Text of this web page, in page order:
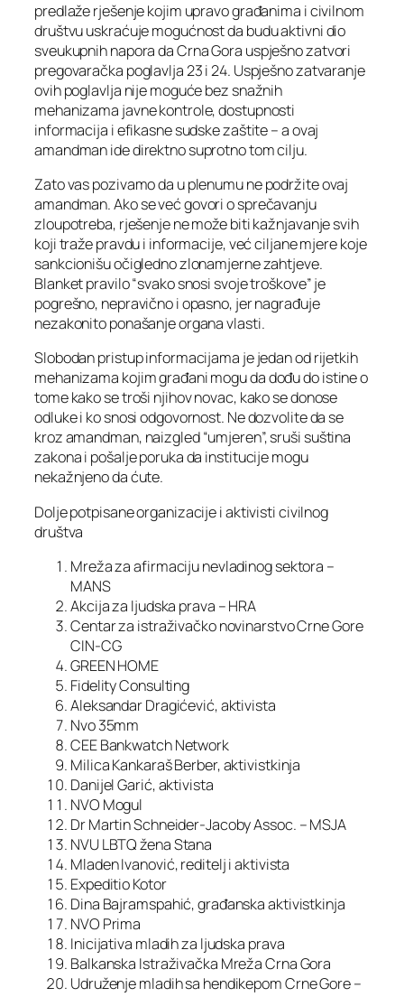
predlaže rješenje kojim upravo građanima i civilnom
društvu uskraćuje mogućnost da budu aktivni dio
sveukupnih napora da Crna Gora uspješno zatvori
pregovaračka poglavlja 23 i 24. Uspješno zatvaranje
ovih poglavlja nije moguće bez snažnih
mehanizama javne kontrole, dostupnosti
informacija i efikasne sudske zaštite – a ovaj
amandman ide direktno suprotno tom cilju.
Zato vas pozivamo da u plenumu ne podržite ovaj
amandman. Ako se već govori o sprečavanju
zloupotreba, rješenje ne može biti kažnjavanje svih
koji traže pravdu i informacije, već ciljane mjere koje
sankcionišu očigledno zlonamjerne zahtjeve.
Blanket pravilo “svako snosi svoje troškove” je
pogrešno, nepravično i opasno, jer nagrađuje
nezakonito ponašanje organa vlasti.
Slobodan pristup informacijama je jedan od rijetkih
mehanizama kojim građani mogu da dođu do istine o
tome kako se troši njihov novac, kako se donose
odluke i ko snosi odgovornost. Ne dozvolite da se
kroz amandman, naizgled “umjeren”, sruši suština
zakona i pošalje poruka da institucije mogu
nekažnjeno da ćute.
Dolje potpisane organizacije i aktivisti civilnog
društva
Mreža za afirmaciju nevladinog sektora –
MANS
Akcija za ljudska prava – HRA
Centar za istraživačko novinarstvo Crne Gore
CIN-CG
GREEN HOME
Fidelity Consulting
Aleksandar Dragićević, aktivista
Nvo 35mm
CEE Bankwatch Network
Milica Kankaraš Berber, aktivistkinja
Danijel Garić, aktivista
NVO Mogul
Dr Martin Schneider-Jacoby Assoc. – MSJA
NVU LBTQ žena Stana
Mladen Ivanović, reditelj i aktivista
Expeditio Kotor
Dina Bajramspahić, građanska aktivistkinja
NVO Prima
Inicijativa mladih za ljudska prava
Balkanska Istraživačka Mreža Crna Gora
Udruženje mladih sa hendikepom Crne Gore –